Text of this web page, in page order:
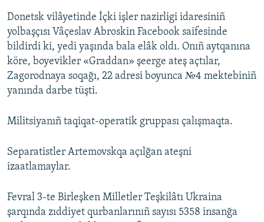
Donetsk vilâyetinde İçki işler nazirligi idaresiniñ
yolbaşçısı Vâçeslav Abroskin Facebook saifesinde
bildirdi ki, yedi yaşında bala elâk oldı. Onıñ aytqanına
köre, boyevikler «Graddan» şeerge ateş açtılar,
Zagorodnaya soqağı, 22 adresi boyunca №4 mektebiniñ
yanında darbe tüşti.
Militsiyanıñ taqiqat-operatik gruppası çalışmaqta.
Separatistler Artemovskqa açılğan ateşni
izaatlamaylar.
Fevral 3-te Birleşken Milletler Teşkilâtı Ukraina
şarqında zıddiyet qurbanlarınıñ sayısı 5358 insanğa